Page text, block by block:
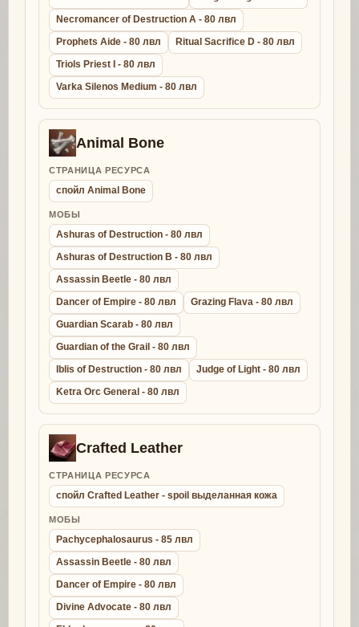
Necromancer of Destruction A - 80 лвл
Prophets Aide - 80 лвл
Ritual Sacrifice D - 80 лвл
Triols Priest I - 80 лвл
Varka Silenos Medium - 80 лвл
Animal Bone
СТРАНИЦА РЕСУРСА
спойл Animal Bone
МОБЫ
Ashuras of Destruction - 80 лвл
Ashuras of Destruction B - 80 лвл
Assassin Beetle - 80 лвл
Dancer of Empire - 80 лвл
Grazing Flava - 80 лвл
Guardian Scarab - 80 лвл
Guardian of the Grail - 80 лвл
Iblis of Destruction - 80 лвл
Judge of Light - 80 лвл
Ketra Orc General - 80 лвл
Crafted Leather
СТРАНИЦА РЕСУРСА
спойл Crafted Leather - spoil выделанная кожа
МОБЫ
Pachycephalosaurus - 85 лвл
Assassin Beetle - 80 лвл
Dancer of Empire - 80 лвл
Divine Advocate - 80 лвл